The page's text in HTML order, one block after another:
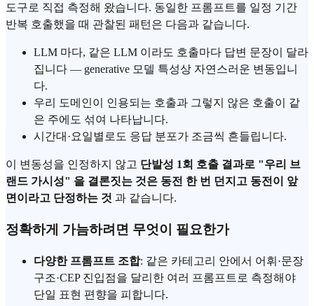
도구로 직접 측정해 왔습니다. 동일한 프롬프트를 일정 기간
반복 호출했을 때 관찰된 패턴은 다음과 같습니다.
LLM 마다, 같은 LLM 이라도 호출마다 답변 문장이 달라
집니다 — generative 모델 특성상 자연스러운 변동입니
다.
우리 도메인이 인용되는 호출과 그렇지 않은 호출이 같
은 주에도 섞여 나타납니다.
시간대·요일별로도 응답 분포가 조금씩 흔들립니다.
이 변동성을 인정하지 않고 단발성 1회 호출 결과로 "우리 브
랜드 가시성" 을 결론짓는 것은 동전 한 번 던지고 동전이 앞
면이라고 단정하는 것 과 같습니다.
정확하게 가늠하려면 무엇이 필요한가
다양한 프롬프트 조합: 같은 카테고리 안에서 어휘·문장
구조·CEP 진입점을 달리한 여러 프롬프트로 측정해야
단일 표현 편향을 피합니다.